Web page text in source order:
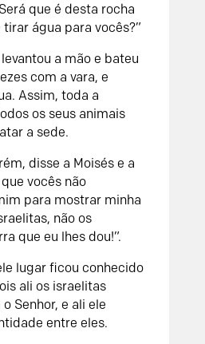
que é desta rocha
água para vocês?”
levantou a mão e bateu
com a vara, e
Assim, toda a
os seus animais
a sede.
disse a Moisés e a
vocês não
para mostrar minha
não os
que eu lhes dou!”.
lugar ficou conhecido
ali os israelitas
Senhor, e ali ele
entre eles.